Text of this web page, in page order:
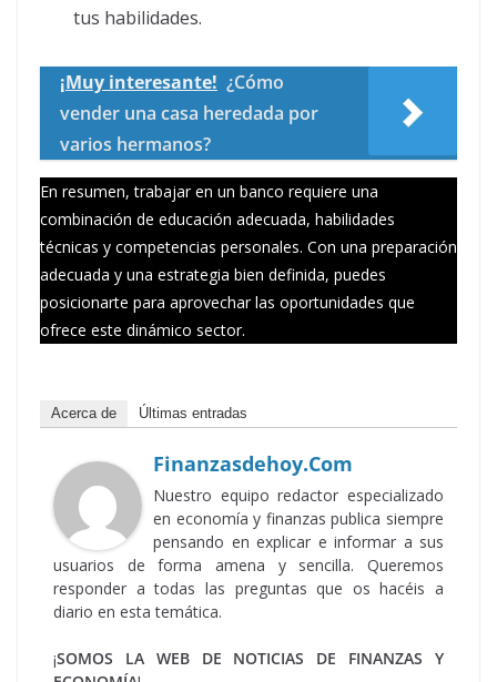
tus habilidades.
¡Muy interesante! ¿Cómo
vender una casa heredada por
varios hermanos?
En resumen, trabajar en un banco requiere una
combinación de educación adecuada, habilidades
técnicas y competencias personales. Con una preparación
adecuada y una estrategia bien definida, puedes
posicionarte para aprovechar las oportunidades que
ofrece este dinámico sector.
Acerca de Últimas entradas
Finanzasdehoy.com
Nuestro equipo redactor especializado
en economía y finanzas publica siempre
pensando en explicar e informar a sus
usuarios de forma amena y sencilla. Queremos
responder a todas las preguntas que os hacéis a
diario en esta temática.
¡SOMOS LA WEB DE NOTICIAS DE FINANZAS Y